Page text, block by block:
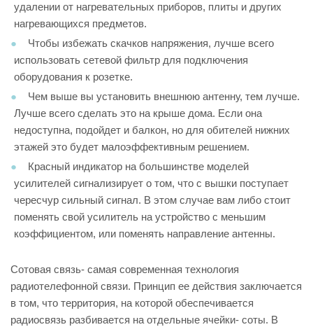
удалении от нагревательных приборов, плиты и других
нагревающихся предметов.
Чтобы избежать скачков напряжения, лучше всего
использовать сетевой фильтр для подключения
оборудования к розетке.
Чем выше вы установить внешнюю антенну, тем лучше.
Лучше всего сделать это на крыше дома. Если она
недоступна, подойдет и балкон, но для обителей нижних
этажей это будет малоэффективным решением.
Красный индикатор на большинстве моделей
усилителей сигнализирует о том, что с вышки поступает
чересчур сильный сигнал. В этом случае вам либо стоит
поменять свой усилитель на устройство с меньшим
коэффициентом, или поменять направление антенны.
Сотовая связь- самая современная технология
радиотелефонной связи. Принцип ее действия заключается
в том, что территория, на которой обеспечивается
радиосвязь разбивается на отдельные ячейки- соты. В